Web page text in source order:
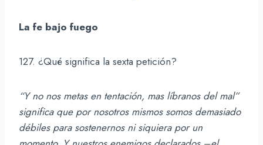
La fe bajo fuego
127. ¿Qué significa la sexta petición?
“Y no nos metas en tentación, mas líbranos del mal”
significa que por nosotros mismos somos demasiado
débiles para sostenernos ni siquiera por un